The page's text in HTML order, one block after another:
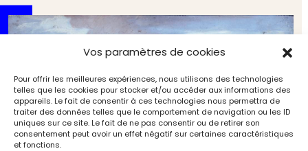
Vos paramètres de cookies
Pour offrir les meilleures expériences, nous utilisons des technologies
telles que les cookies pour stocker et/ou accéder aux informations des
appareils. Le fait de consentir à ces technologies nous permettra de
traiter des données telles que le comportement de navigation ou les ID
uniques sur ce site. Le fait de ne pas consentir ou de retirer son
consentement peut avoir un effet négatif sur certaines caractéristiques
et fonctions.